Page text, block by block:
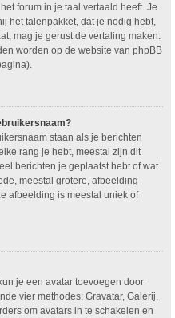
forum in je taal vertaald heeft. Je
het talenpakket, dat je nodig hebt,
mag je gerust de vertaling maken.
worden op de website van phpBB
staan als je berichten
rang je hebt, meestal zijn dit
berichten je geplaatst hebt of wat
meestal grotere, afbeelding
afbeelding is meestal uniek of
je een avatar toevoegen door
vier methodes: Gravatar, Galerij,
om avatars in te schakelen en